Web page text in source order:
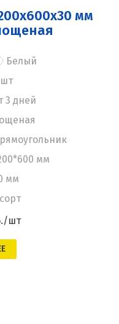
мм
Белый
3 дней
мм
мм
шт